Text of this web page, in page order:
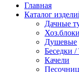
Главная
Каталог
Дачные
Душевые
Беседки
Качели